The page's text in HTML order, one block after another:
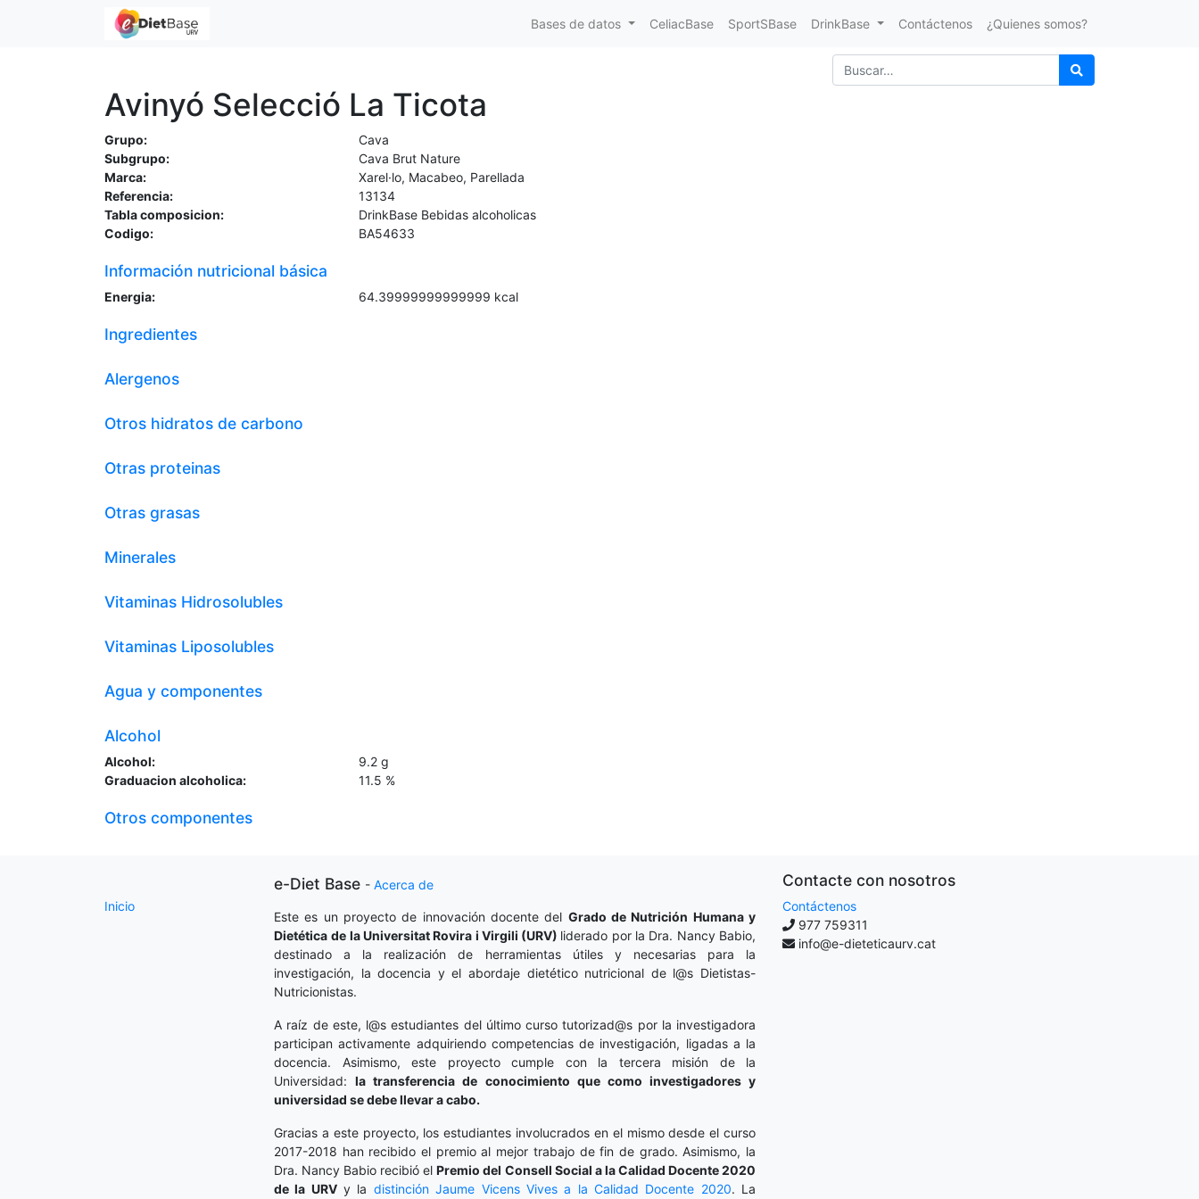
Bases de datos CeliacBase SportSBase DrinkBase Contáctenos ¿Quienes somos?
Avinyó Selecció La Ticota
Grupo:
Cava
Subgrupo:
Cava Brut Nature
Marca:
Xarel·lo, Macabeo, Parellada
Referencia:
13134
Tabla composicion:
DrinkBase Bebidas alcoholicas
Codigo:
BA54633
Información nutricional básica
Energia: 64.39999999999999 kcal
Ingredientes
Alergenos
Otros hidratos de carbono
Otras proteinas
Otras grasas
Minerales
Vitaminas Hidrosolubles
Vitaminas Liposolubles
Agua y componentes
Alcohol
Alcohol: 9.2 g
Graduacion alcoholica:
11.5 %
Otros componentes
Inicio
e-Diet Base - Acerca de
Este es un proyecto de innovación docente del Grado de Nutrición Humana y
Dietética de la Universitat Rovira i Virgili (URV) liderado por la Dra. Nancy Babio,
destinado a la realización de herramientas útiles y necesarias para la
investigación, la docencia y el abordaje dietético nutricional de l@s Dietistas-
Nutricionistas.
A raíz de este, l@s estudiantes del último curso tutorizad@s por la investigadora
participan activamente adquiriendo competencias de investigación, ligadas a la
docencia. Asimismo, este proyecto cumple con la tercera misión de la
Universidad:la transferencia de conocimiento que como investigadores y
universidad se debe llevar a cabo.
Gracias a este proyecto, los estudiantes involucrados en el mismo desde el curso
2017-2018 han recibido el premio al mejor trabajo de fin de grado. Asimismo, la
Dra. Nancy Babio recibió elPremio del Consell Social a la Calidad Docente 2020
de la URVy la distinción Jaume Vicens Vives a la Calidad Docente 2020. La
Contacte con nosotros
Contáctenos
977 759311
info@e-dieteticaurv.cat